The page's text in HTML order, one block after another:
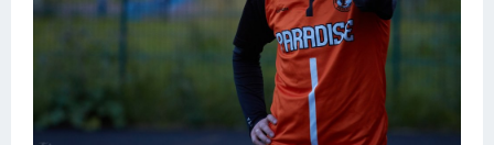
Интерьер квартиры